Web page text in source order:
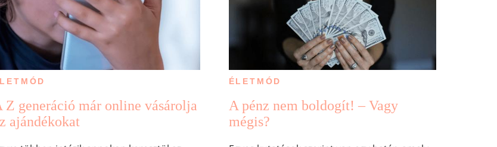
Z generáció már online vásárolja
ajándékokat
ÉLETMÓD
A pénz nem boldogít! – Vagy
mégis?